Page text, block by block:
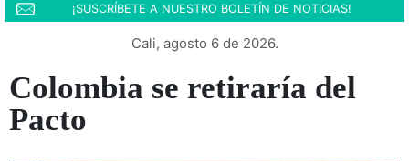
¡SUSCRÍBETE A NUESTRO BOLETÍN DE NOTICIAS!
Cali, agosto 6 de 2026.
Colombia se retiraría del
Pacto